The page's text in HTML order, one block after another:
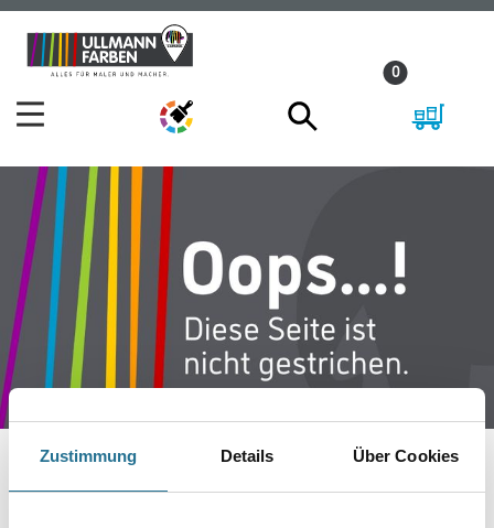
Zustimmung Details Über Cookies
Zum
Inhalt
Zum
Navigationsmenü
0